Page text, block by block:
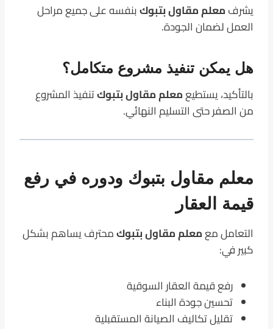
يشرفمعلم مقاول بتبوكبنفسه على جميع مراحل
العمل لضمان الجودة.
هل يمكن تنفيذ مشروع متكامل؟
بالتأكيد، يستطيعمعلم مقاول بتبوكتنفيذ المشروع
من الصفر حتى التسليم النهائي.
معلم مقاول بتبوك ودوره في رفع
قيمة العقار
التعامل معمعلم مقاول بتبوكمحترف يساهم بشكل
كبير في:
رفع قيمة العقار السوقية
تحسين جودة البناء
تقليل تكاليف الصيانة المستقبلية